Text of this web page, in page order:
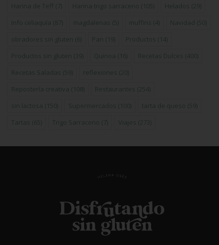
Harina de Teff (7) Harina trigo sarraceno (105) Helados (29)
Info celiaquía (87) magdalenas (5) muffins (4) Navidad (50)
obradores sin gluten (6) Pan (19) Productos (14)
Productos sin gluten (39) Quinoa (16) Recetas Dulces (400)
Recetas Saladas (59) reflexiones (20)
Repostería creativa (108) Restaurantes (254)
sin lactosa (150) Supermercados (100) tarta de queso (59)
Tartas (65) Trigo Sarraceno (7) Viajes (273)